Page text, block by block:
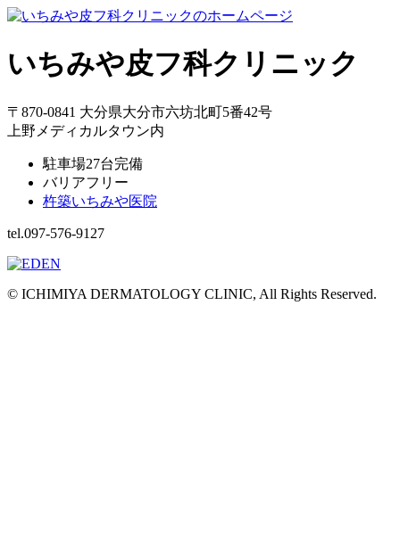
いちみや皮フ科クリニック
〒870-0841 大分県大分市六坊北町5番42号
上野メディカルタウン内
駐車場27台完備
バリアフリー
杵築いちみや医院
tel.097-576-9127
© ICHIMIYA DERMATOLOGY CLINIC, All Rights Reserved.